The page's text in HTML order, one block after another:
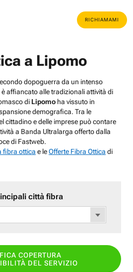
RICHIAMAMI
a Lipomo
dopoguerra da un intenso
affiancato alle tradizionali attività di
di Lipomo ha vissuto in
demografica. Tra le
cittadino e delle imprese può contare
a Banda Ultralarga offerto dalla
di Fastweb.
fibra ottica e leOfferte Fibra Ottica di
città fibra
COPERTURA
DEL SERVIZIO